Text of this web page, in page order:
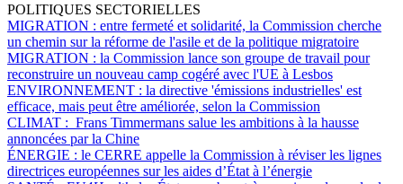
POLITIQUES SECTORIELLES
MIGRATION : entre fermeté et solidarité, la Commission cherche
un chemin sur la réforme de l'asile et de la politique migratoire
MIGRATION : la Commission lance son groupe de travail pour
reconstruire un nouveau camp cogéré avec l'UE à Lesbos
ENVIRONNEMENT : la directive 'émissions industrielles' est
efficace, mais peut être améliorée, selon la Commission
CLIMAT : Frans Timmermans salue les ambitions à la hausse
annoncées par la Chine
ÉNERGIE : le CERRE appelle la Commission à réviser les lignes
directrices européennes sur les aides d’État à l’énergie